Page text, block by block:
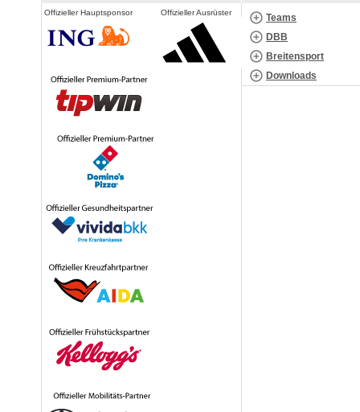
Offizieller Hauptsponsor Offizieller Ausrüster
Teams
DBB
Breitensport
Downloads